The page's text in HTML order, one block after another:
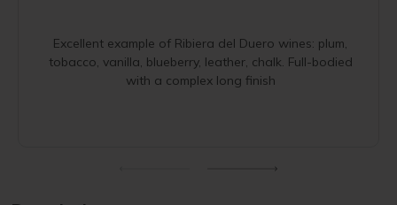
Excellent example of Ribiera del Duero wines: plum,
tobacco, vanilla, blueberry, leather, chalk. Full-bodied
with a complex long finish